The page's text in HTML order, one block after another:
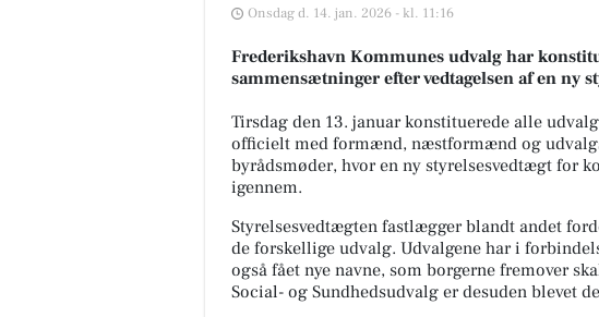
Onsdag d. 14. jan. 2026 - kl. 11:16
Frederikshavn Kommunes udvalg har
sammensætninger efter vedtagelsen af en ny
Tirsdag den 13. januar konstituerede alle
officielt med formænd, næstformænd og
byrådsmøder, hvor en ny styrelsesvedtægt for
igennem.
Styrelsesvedtægten fastlægger blandt andet
de forskellige udvalg. Udvalgene har i
også fået nye navne, som borgerne fremover
Social- og Sundhedsudvalg er desuden blevet